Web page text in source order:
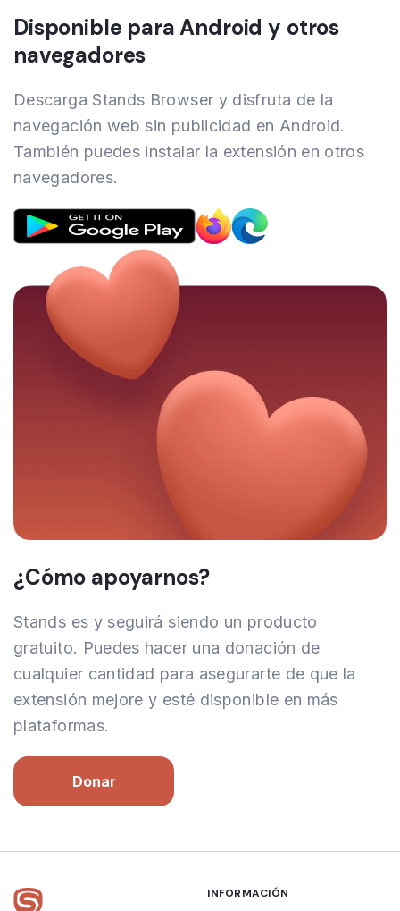
Disponible para Android y otros
navegadores
Descarga Stands Browser y disfruta de la
navegación web sin publicidad en Android.
También puedes instalar la extensión en otros
navegadores.
¿Cómo apoyarnos?
Stands es y seguirá siendo un producto
gratuito. Puedes hacer una donación de
cualquier cantidad para asegurarte de que la
extensión mejore y esté disponible en más
plataformas.
Donar
INFORMACIÓN